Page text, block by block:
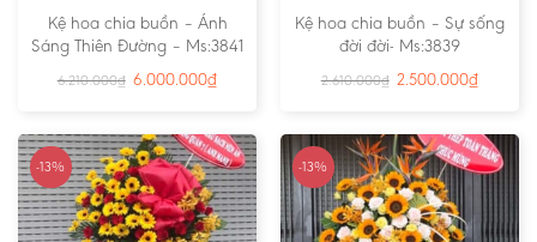
Kệ hoa chia buồn – Ánh
Sáng Thiên Đường – Ms:3841
6.210.000₫ 6.000.000₫
Kệ hoa chia buồn – Sự sống
đời đời- Ms:3839
2.610.000₫ 2.500.000₫
-13% -13%